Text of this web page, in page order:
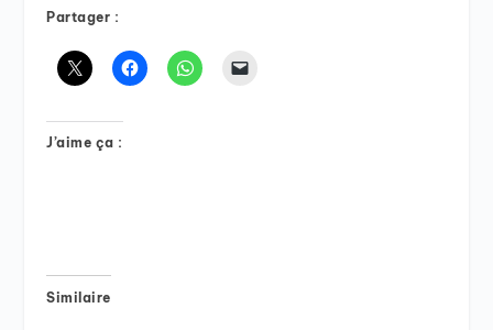
Partager :
J’aime ça :
Similaire